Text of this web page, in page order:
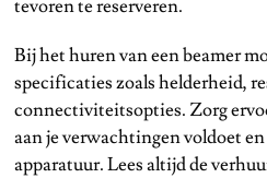
tevoren te reserveren.
Bij het huren van een beamer
specificaties zoals helderheid,
connectiviteitsopties. Zorg
aan je verwachtingen voldoet
apparatuur. Lees altijd de